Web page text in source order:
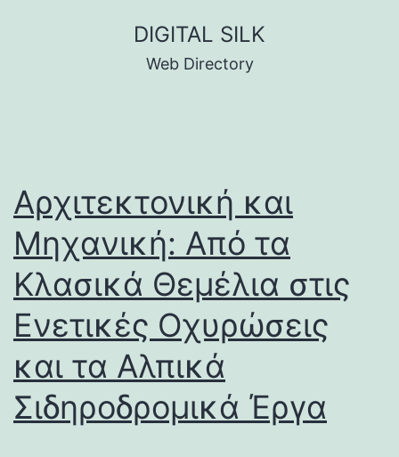
DIGITAL SILK
Web Directory
Αρχιτεκτονική και
Μηχανική: Από τα
Κλασικά Θεμέλια στις
Ενετικές Οχυρώσεις
και τα Αλπικά
Σιδηροδρομικά Έργα